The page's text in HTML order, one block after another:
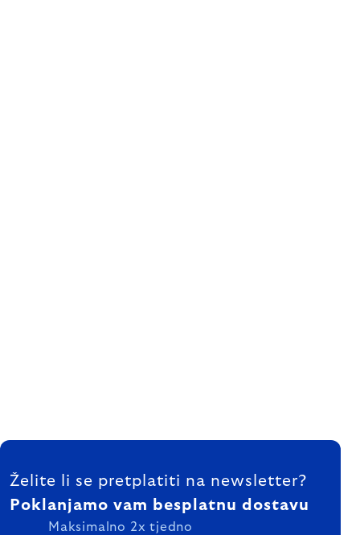
FOOTER
Želite li se pretplatiti na newsletter?
Poklanjamo vam besplatnu dostavu
Maksimalno 2x tjedno